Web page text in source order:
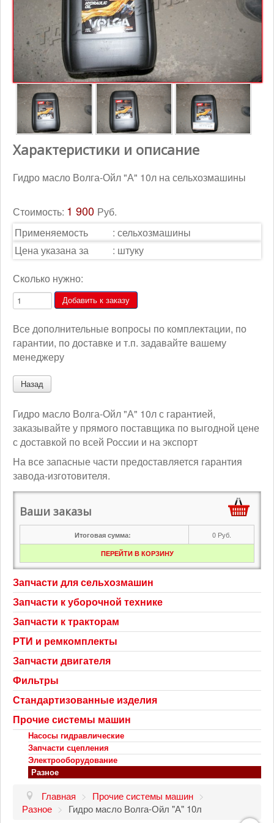
Контакты
Корзина
Характеристики и описание
Гидро масло Волга-Ойл "А" 10л на сельхозмашины
Стоимость: 1 900 Руб.
Применяемость
: сельхозмашины
Цена указана за
: штуку
Сколько нужно:
Все дополнительные вопросы по комплектации, по
гарантии, по доставке и т.п. задавайте вашему
менеджеру
Гидро масло Волга-Ойл "А" 10л с гарантией,
заказывайте у прямого поставщика по выгодной цене
с доставкой по всей России и на экспорт
На все запасные части предоставляется гарантия
завода-изготовителя.
Ваши заказы
Итоговая сумма: 0 Руб.
ПЕРЕЙТИ В КОРЗИНУ
Запчасти для сельхозмашин
Запчасти к уборочной технике
Запчасти к тракторам
РТИ и ремкомплекты
Запчасти двигателя
Фильтры
Стандартизованные изделия
Прочие системы машин
Насосы гидравлические
Запчасти сцепления
Электрооборудование
Разное
Главная > Прочие системы машин >
Разное > Гидро масло Волга-Ойл "А" 10л